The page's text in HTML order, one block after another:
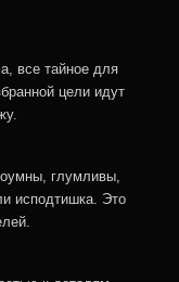
все тайное для
цели идут
глумливы,
исподтишка. Это